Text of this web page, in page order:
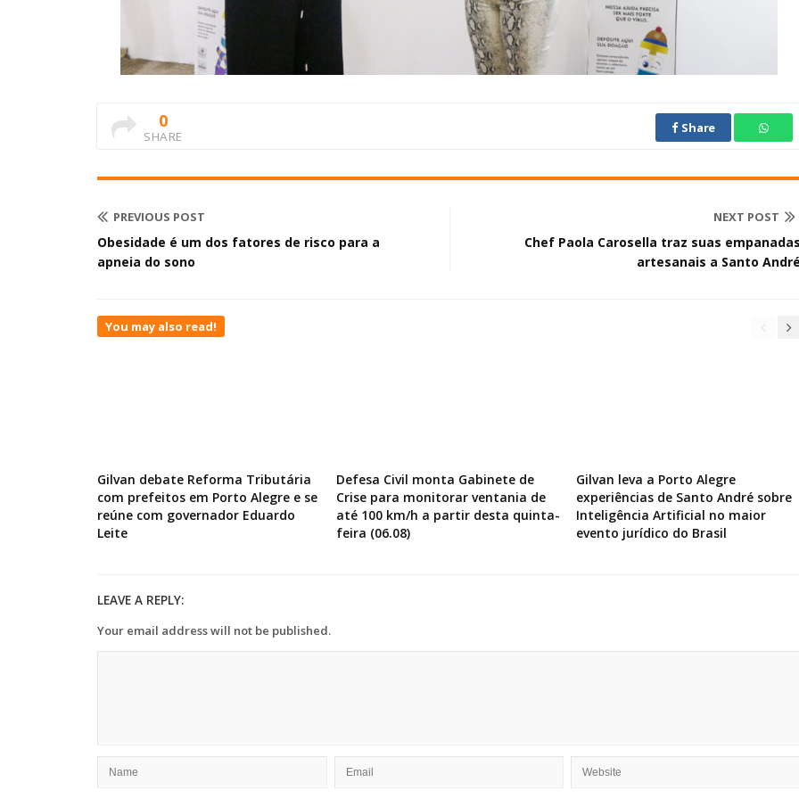
0
SHARE
Share
PREVIOUS POST
Obesidade é um dos fatores de risco para a
apneia do sono
NEXT POST
Chef Paola Carosella traz suas
artesanais a Santo
You may also read!
Gilvan debate Reforma Tributária
com prefeitos em Porto Alegre e se
reúne com governador Eduardo
Leite
Defesa Civil monta Gabinete de
Crise para monitorar ventania de
até 100 km/h a partir desta quinta-
feira (06.08)
Gilvan leva a Porto Alegre
experiências de Santo André sobre
Inteligência Artificial no maior
evento jurídico do Brasil
LEAVE A REPLY:
Your email address will not be published.